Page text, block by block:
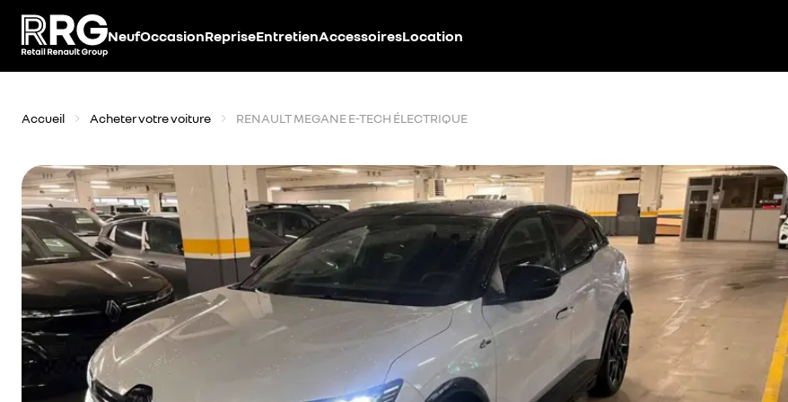
NeufOccasionRepriseEntretienAccessoiresLocation
Accueil Acheter votre voiture RENAULT MEGANE E-TECH ÉLECTRIQUE